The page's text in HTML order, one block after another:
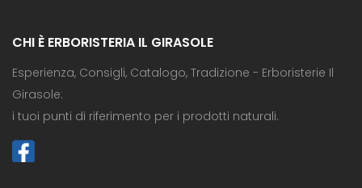
CHI È ERBORISTERIA IL GIRASOLE
Esperienza, Consigli, Catalogo, Tradizione - Erboristerie Il
Girasole:
i tuoi punti di riferimento per i prodotti naturali.